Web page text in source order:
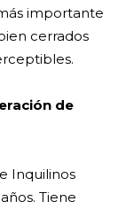
importante
cerrados
de
Inquilinos
Tiene